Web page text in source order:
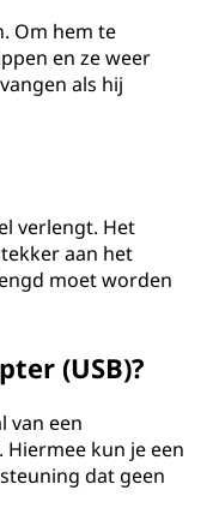
Om hem te
en ze weer
als hij
verlengt. Het
aan het
moet worden
(USB)?
van een
kun je een
dat geen